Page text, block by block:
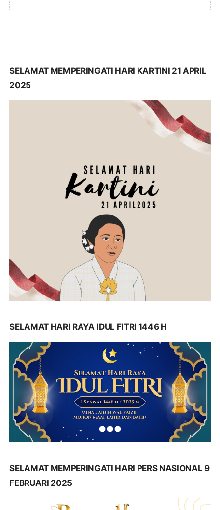
SELAMAT MEMPERINGATI HARI KARTINI 21 APRIL
2025
SELAMAT HARI RAYA IDUL FITRI 1446 H
SELAMAT MEMPERINGATI HARI PERS NASIONAL 9
FEBRUARI 2025